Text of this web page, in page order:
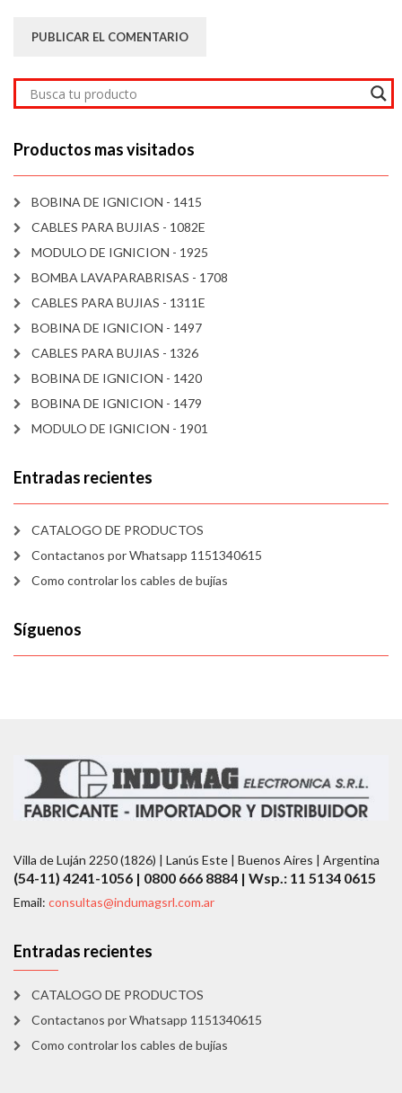
Productos mas visitados
BOBINA DE IGNICION - 1415
CABLES PARA BUJIAS - 1082E
MODULO DE IGNICION - 1925
BOMBA LAVAPARABRISAS - 1708
CABLES PARA BUJIAS - 1311E
BOBINA DE IGNICION - 1497
CABLES PARA BUJIAS - 1326
BOBINA DE IGNICION - 1420
BOBINA DE IGNICION - 1479
MODULO DE IGNICION - 1901
Entradas recientes
CATALOGO DE PRODUCTOS
Contactanos por Whatsapp 1151340615
Como controlar los cables de bujías
Síguenos
Villa de Luján 2250 (1826) | Lanús Este | Buenos Aires | Argentina
(54-11) 4241-1056 | 0800 666 8884 | Wsp.: 11 5134 0615
Email: consultas@indumagsrl.com.ar
Entradas recientes
CATALOGO DE PRODUCTOS
Contactanos por Whatsapp 1151340615
Como controlar los cables de bujías